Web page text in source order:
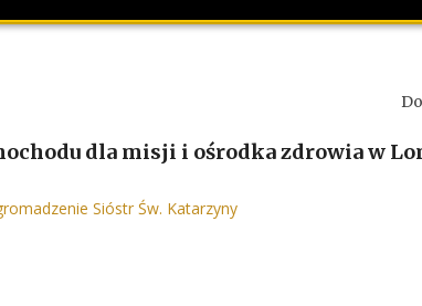
dla misji i ośrodka zdrowia w
Sióstr Św. Katarzyny